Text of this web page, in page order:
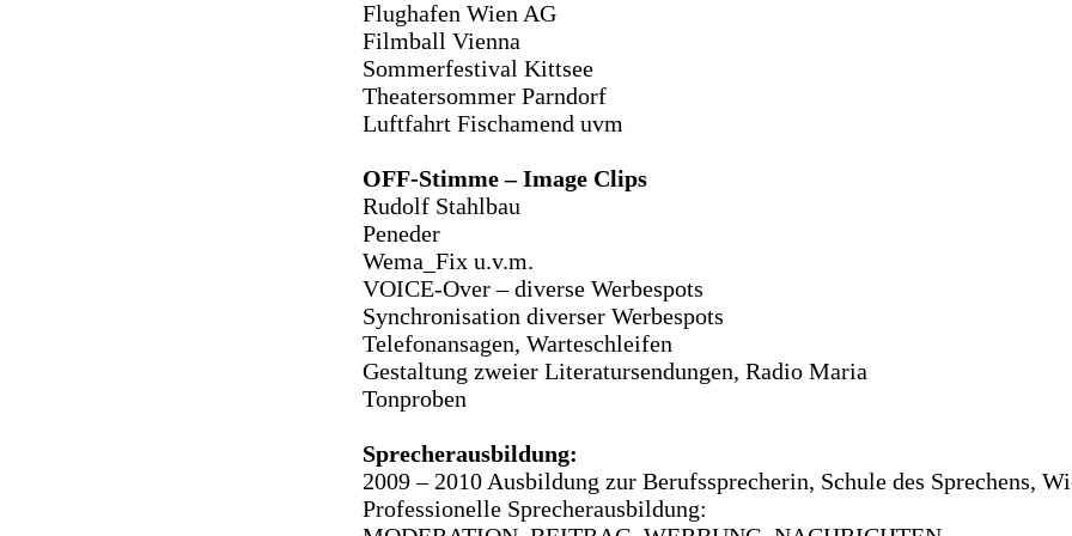
Flughafen Wien AG
Filmball Vienna
Sommerfestival Kittsee
Theatersommer Parndorf
Luftfahrt Fischamend uvm
OFF-Stimme – Image Clips
Rudolf Stahlbau
Peneder
Wema_Fix u.v.m.
VOICE-Over – diverse Werbespots
Synchronisation diverser Werbespots
Telefonansagen, Warteschleifen
Gestaltung zweier Literatursendungen, Radio Maria
Tonproben
Sprecherausbildung:
2009 – 2010 Ausbildung zur Berufssprecherin, Schule des Sprechens,
Professionelle Sprecherausbildung: